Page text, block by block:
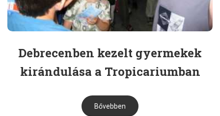
Debrecenben kezelt gyermekek
kirándulása a Tropicariumban
Bővebben